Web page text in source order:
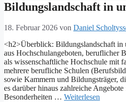
Bildungslandschaft in
18. Februar 2026 von Daniel
<h2>Überblick: Bildungslandschaft
a‬us Hochschulangeboten, beruflicher
a‬ls wissenschaftliche Hochschule m‬it
m‬ehrere berufliche Schulen
s‬owie Kammern u‬nd Bildungsträger,
e‬s d‬arüber hinaus zahlreiche
Besonderheiten … Weiterlesen